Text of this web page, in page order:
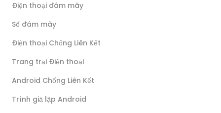
Điện thoại đám mây
Số đám mây
Điện thoại Chống Liên Kết
Trang trại Điện thoại
Android Chống Liên Kết
Trình giả lập Android